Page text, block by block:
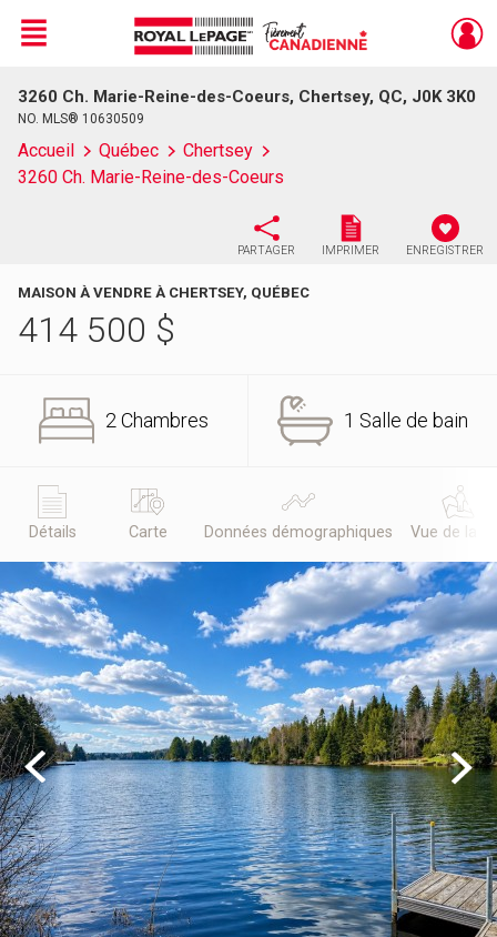
Live
En Direct
Menu
3260 Ch. Marie-Reine-des-Coeurs, Chertsey, QC, J0K 3K0
NO. MLS® 10630509
Accueil Québec
Chertsey
3260 Ch. Marie-Reine-des-Coeurs
PARTAGER IMPRIMER ENREGISTRER
MAISON À VENDRE À CHERTSEY, QUÉBEC
414 500 $
2 Chambres 1 Salle de bain
Détails Carte Données démographiques Vue de la
Previous Next